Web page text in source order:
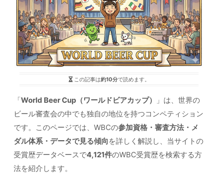
この記事は約10分で読めます。
「World Beer Cup（ワールドビアカップ）
」は、世界の
ビール審査会の中でも独自の地位を持つコンペティション
です。このページでは、WBCの参加資格・審査方法・メ
ダル体系・データで見る傾向を詳しく解説し、当サイトの
受賞歴データベースで4,121件のWBC受賞歴を検索する方
法を紹介します。